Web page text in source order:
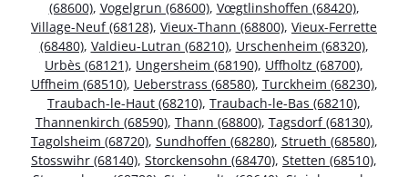
(68600), Vogelgrun (68600), Vœgtlinshoffen (68420),
Village-Neuf (68128), Vieux-Thann (68800), Vieux-Ferrette
(68480), Valdieu-Lutran (68210), Urschenheim (68320),
Urbès (68121), Ungersheim (68190), Uffholtz (68700),
Uffheim (68510), Ueberstrass (68580), Turckheim (68230),
Traubach-le-Haut (68210), Traubach-le-Bas (68210),
Thannenkirch (68590), Thann (68800), Tagsdorf (68130),
Tagolsheim (68720), Sundhoffen (68280), Strueth (68580),
Stosswihr (68140), Storckensohn (68470), Stetten (68510),